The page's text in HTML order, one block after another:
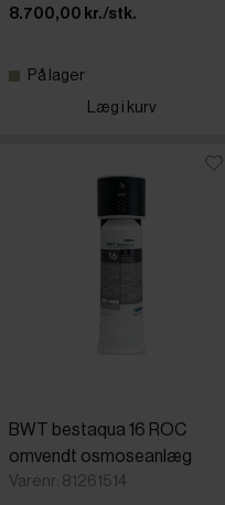
8.700,00 kr./stk.
På lager
Læg i kurv
BWT bestaqua 16 ROC
omvendt osmoseanlæg
Varenr: 81261514